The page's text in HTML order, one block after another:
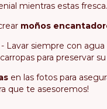
mientras estas fresca.
moños
- Lavar siempre con
para preservar
en las fotos para
que te asesoremos!